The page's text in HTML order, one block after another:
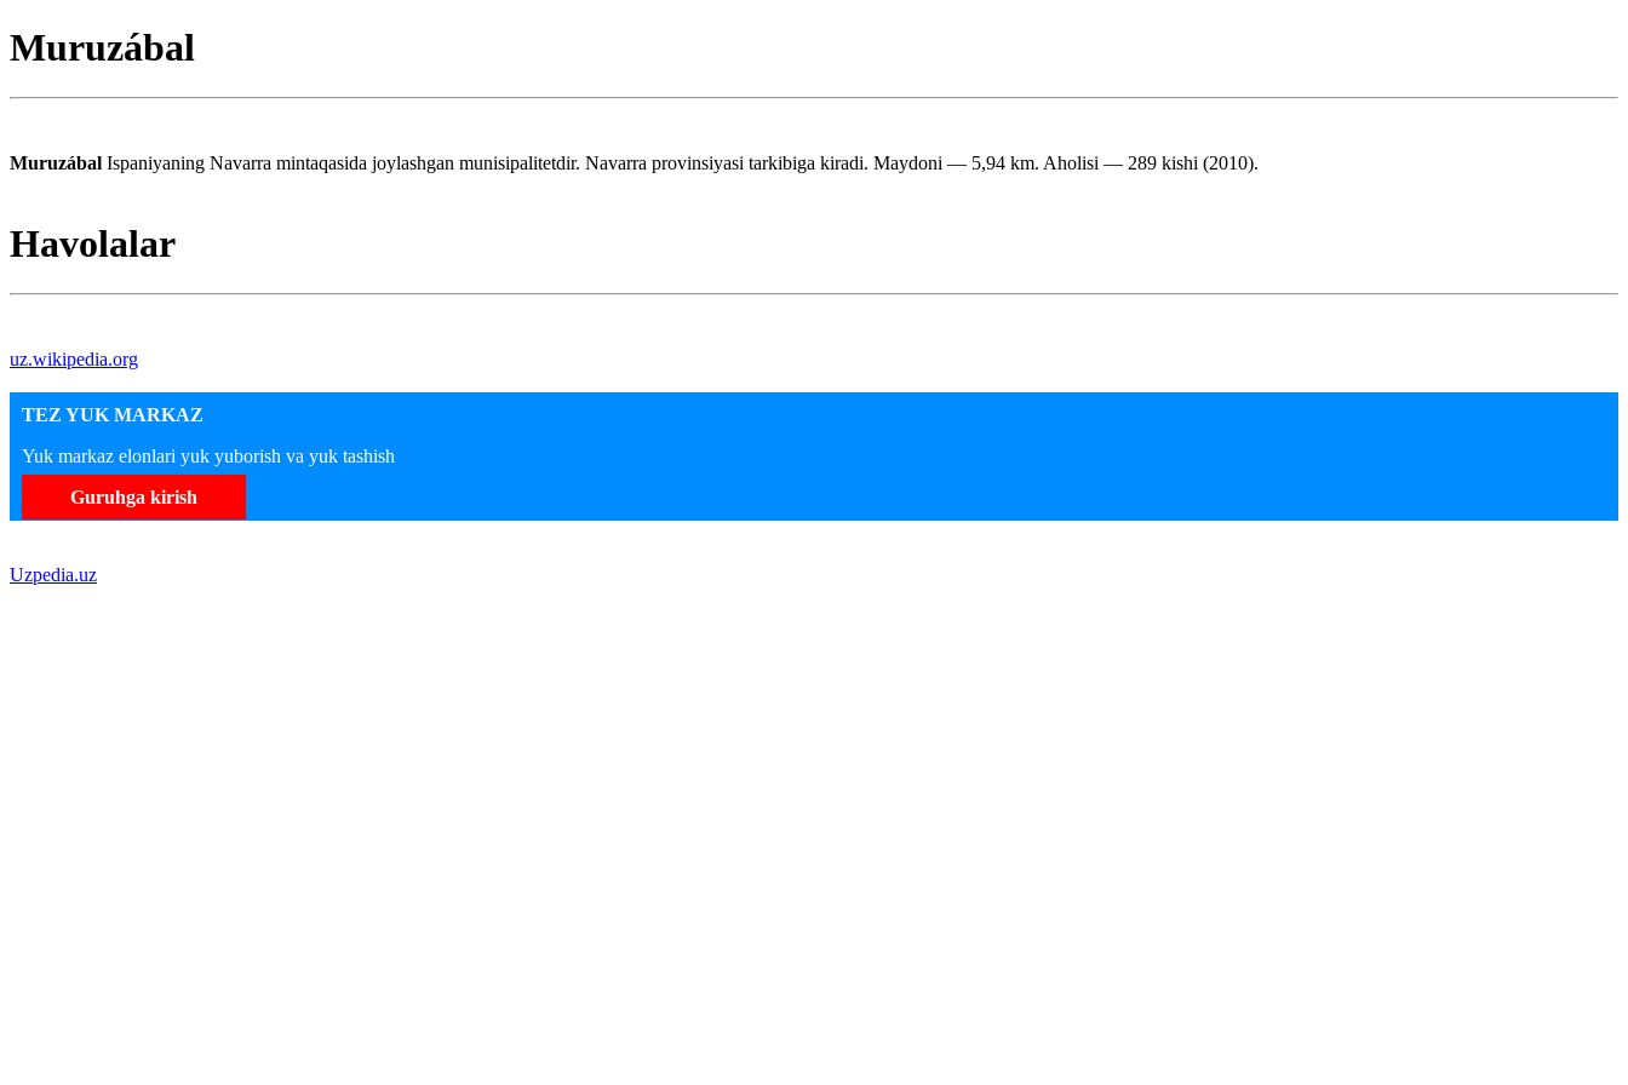
Muruzábal
Muruzábal Ispaniyaning Navarra mintaqasida joylashgan munisipalitetdir. Navarra provinsiyasi tarkibiga kiradi. Maydoni — 5,94 km. Aholisi — 289 kishi (2010).
Havolalar
uz.wikipedia.org
TEZ YUK MARKAZ
Yuk markaz elonlari yuk yuborish va yuk tashish
Guruhga kirish
Uzpedia.uz